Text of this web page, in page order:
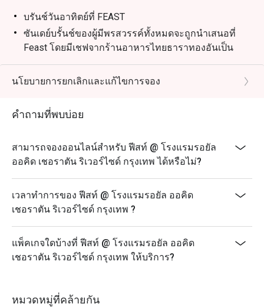
บรันช์วันอาทิตย์ที่ FEAST
ซันเดย์บรั้นช์ของผู้มีพรสวรรค์ทั้งหมดจะถูกนำเสนอที่
Feast โดยมีเชฟจากร้านอาหารไทยธาราทองอันเป็น
เอกลักษณ์ของเราและร้านอาหารอิตาเลี่ยนของจิออร์จิโอ
มาเพิ่มการคัดสรร
ประทานอาหารทั้งในร่มและกลางแจ้งบนเฉลียงริมแม่น้ำ
(เงื่อนไข: กรุณาจองล่วงหน้าอย่างน้อย 24 ชั่วโมง และ
ระบุข้อความ "ฉลองวันเกิด" ในรายละเอียดการจอง)
👶 ฟรีสำหรับเด็กอายุ 0-9 ปี
🧒 เด็กอายุ 10-12 ปี ครึ่งราคา 1,250 บาทสุทธิ
ซันเดย์บรันช์ : 2,500
อาหารมื้อสาย : 12:00-15:00 น
บุฟเฟ่ต์บาร์บีคิวมื้อค่ำ 1,800++
-------------------------------------------------- --------------
นโยบายการยกเลิกและแก้ไขการจอง
คำถามที่พบบ่อย
สามารถจองออนไลน์สำหรับ ฟีสท์ @ โรงแรมรอยัล
ออคิด เชอราตัน ริเวอร์ไซด์ กรุงเทพ ได้หรือไม่?
เวลาทำการของ ฟีสท์ @ โรงแรมรอยัล ออคิด
เชอราตัน ริเวอร์ไซด์ กรุงเทพ ?
แพ็คเกจใดบ้างที่ ฟีสท์ @ โรงแรมรอยัล ออคิด
เชอราตัน ริเวอร์ไซด์ กรุงเทพ ให้บริการ?
หมวดหมู่ที่คล้ายกัน